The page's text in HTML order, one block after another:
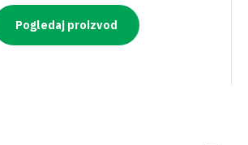
Pogledaj proizvod